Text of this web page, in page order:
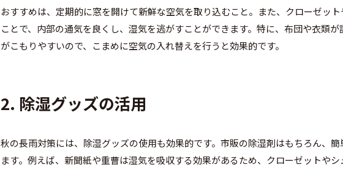
おすすめは、定期的に窓を開けて新鮮な空気を取り込むこと。また、クローゼッ
ことで、内部の通気を良くし、湿気を逃がすことができます。特に、布団や衣類
がこもりやすいので、こまめに空気の入れ替えを行うと効果的です。
2. 除湿グッズの活用
秋の長雨対策には、除湿グッズの使用も効果的です。市販の除湿剤はもちろん、
ます。例えば、新聞紙や重曹は湿気を吸収する効果があるため、クローゼットや